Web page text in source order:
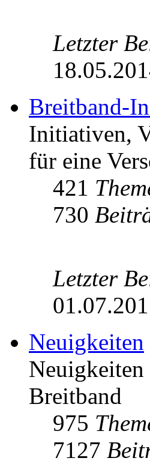
Letzter
Breitband-
Initiativen,
für eine
421
730
Letzter
Neuigkeiten
Breitband
975
7127